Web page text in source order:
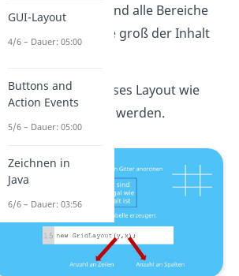
Bei diesem Layout sind alle Bereiche
gleich groß, egal wie groß der Inhalt
Außerdem muss dieses Layout wie
eine Tabelle erzeugt werden.
GUI-Layout
4/6 – Dauer: 05:00
Buttons and
Action Events
5/6 – Dauer: 05:00
Zeichnen in
Java
6/6 – Dauer: 03:56